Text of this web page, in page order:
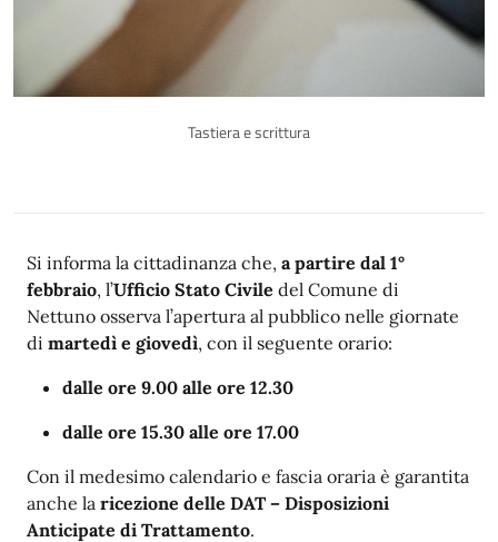
Tastiera e scrittura
Descrizione
Si informa la cittadinanza che, a partire dal 1°
febbraio, l’Ufficio Stato Civile del Comune di
Nettuno osserva l’apertura al pubblico nelle giornate
di martedì e giovedì, con il seguente orario:
dalle ore 9.00 alle ore 12.30
dalle ore 15.30 alle ore 17.00
Con il medesimo calendario e fascia oraria è garantita
anche la ricezione delle DAT – Disposizioni
Anticipate di Trattamento.